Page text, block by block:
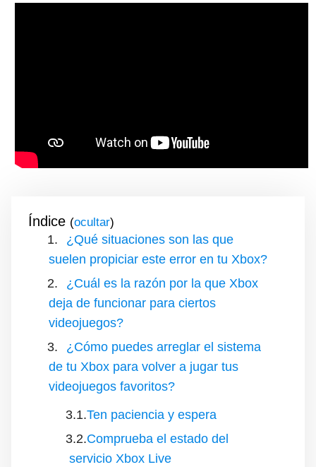
Índice ( )
¿Qué situaciones son las que
suelen propiciar este error en tu Xbox?
¿Cuál es la razón por la que Xbox
deja de funcionar para ciertos
videojuegos?
¿Cómo puedes arreglar el sistema
de tu Xbox para volver a jugar tus
videojuegos favoritos?
Ten paciencia y espera
Comprueba el estado del
servicio Xbox Live